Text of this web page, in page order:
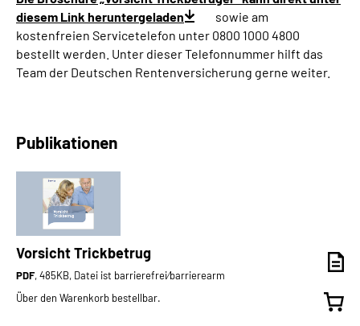
diesem Link heruntergeladen
sowie am
kostenfreien Servicetelefon unter 0800 1000 4800
bestellt werden. Unter dieser Telefonnummer hilft das
Team der Deutschen Rentenversicherung gerne weiter.
Publikationen
Vorsicht Trickbetrug
PDF, 485KB, Datei ist barrierefrei⁄barrierearm
Über den Warenkorb bestellbar.